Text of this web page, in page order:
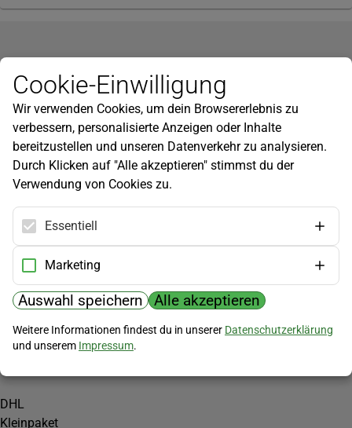
Newsletter
Infos zu neuen Produkten, Gartentipps und mehr findest du in
unserem Newsletter!
Jetzt anmelden
Hilfe
Kundenservice
Widerrufsbelehrung
Versandkosten
Zahlungsmöglichkeiten
PayPal
Vorkasse
Versand
DHL
Kleinpaket
Cookie-Einwilligung
Wir verwenden Cookies, um dein Browsererlebnis zu
verbessern, personalisierte Anzeigen oder Inhalte
bereitzustellen und unseren Datenverkehr zu analysieren.
Durch Klicken auf "Alle akzeptieren" stimmst du der
Verwendung von Cookies zu.
Essentiell
Marketing
Auswahl speichern Alle akzeptieren
Weitere Informationen findest du in unserer Datenschutzerklärung
und unserem Impressum.